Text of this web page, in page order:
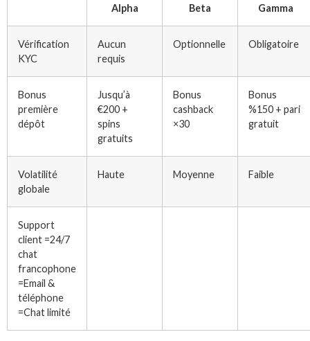
Alpha
Beta
Gamma
Vérification
KYC
Aucun
requis
Optionnelle Obligatoire
Bonus
première
dépôt
Jusqu’à
€200 +
spins
gratuits
Bonus
cashback
×30
Bonus
%150 + pari
gratuit
Volatilité
globale
Haute Moyenne Faible
Support
client =24/7
chat
francophone
=Email &
téléphone
=Chat limité